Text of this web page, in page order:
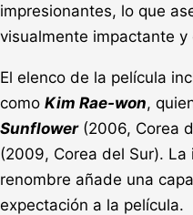
impresionantes, lo que
visualmente impactante
El elenco de la película
como Kim Rae-won,
Sunflower(2006, Corea
(2009, Corea del Sur).
renombre añade una
expectación a la película.